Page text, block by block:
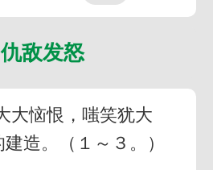
敌发怒
大恼恨，嗤笑犹大
造。（１～３。）